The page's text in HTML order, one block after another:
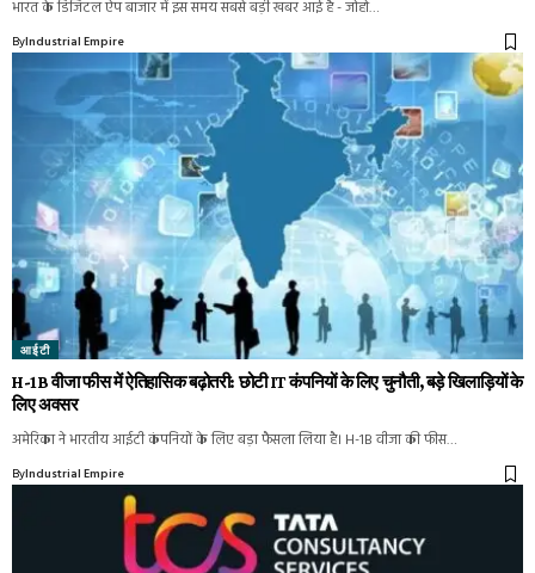
भारत के डिजिटल ऐप बाजार में इस समय सबसे बड़ी खबर आई है - जोहो…
ByIndustrial Empire
आईटी
H-1B वीजा फीस में ऐतिहासिक बढ़ोतरी: छोटी IT कंपनियों के लिए चुनौती, बड़े खिलाड़ियों के
लिए अवसर
अमेरिका ने भारतीय आईटी कंपनियों के लिए बड़ा फैसला लिया है। H-1B वीजा की फीस…
ByIndustrial Empire